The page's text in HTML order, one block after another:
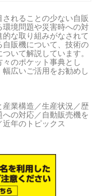
れることの少ない自販
境問題や災害時への対
な取り組みがなされて
販機について、技術の
いて解説しています。
のポケット事典とし
広いご活用をお勧めし
産業構造／生産状況／歴
の対応／自動販売機を
年のトピックス